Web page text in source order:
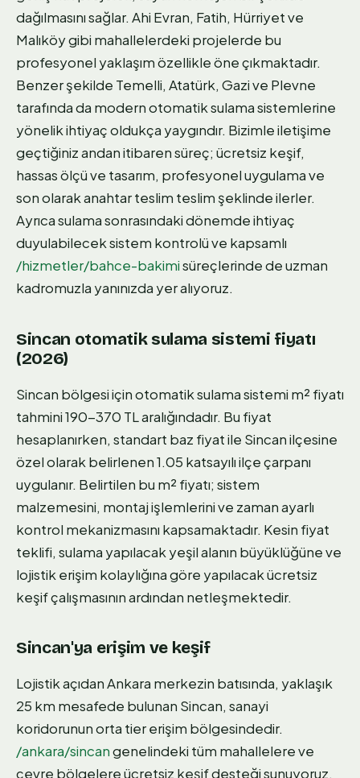
dağılmasını sağlar. Ahi Evran, Fatih, Hürriyet ve
Malıköy gibi mahallelerdeki projelerde bu
profesyonel yaklaşım özellikle öne çıkmaktadır.
Benzer şekilde Temelli, Atatürk, Gazi ve Plevne
tarafında da modern otomatik sulama sistemlerine
yönelik ihtiyaç oldukça yaygındır. Bizimle iletişime
geçtiğiniz andan itibaren süreç; ücretsiz keşif,
hassas ölçü ve tasarım, profesyonel uygulama ve
son olarak anahtar teslim teslim şeklinde ilerler.
Ayrıca sulama sonrasındaki dönemde ihtiyaç
duyulabilecek sistem kontrolü ve kapsamlı
/hizmetler/bahce-bakimisüreçlerinde de uzman
kadromuzla yanınızda yer alıyoruz.
Sincan otomatik sulama sistemi fiyatı
(2026)
Sincan bölgesi için otomatik sulama sistemi m² fiyatı
tahmini 190-370 TL aralığındadır. Bu fiyat
hesaplanırken, standart baz fiyat ile Sincan ilçesine
özel olarak belirlenen 1.05 katsayılı ilçe çarpanı
uygulanır. Belirtilen bu m² fiyatı; sistem
malzemesini, montaj işlemlerini ve zaman ayarlı
kontrol mekanizmasını kapsamaktadır. Kesin fiyat
teklifi, sulama yapılacak yeşil alanın büyüklüğüne ve
lojistik erişim kolaylığına göre yapılacak ücretsiz
keşif çalışmasının ardından netleşmektedir.
Sincan'ya erişim ve keşif
Lojistik açıdan Ankara merkezin batısında, yaklaşık
25 km mesafede bulunan Sincan, sanayi
koridorunun orta tier erişim bölgesindedir.
/ankara/sincangenelindeki tüm mahallelere ve
çevre bölgelere ücretsiz keşif desteği sunuyoruz.